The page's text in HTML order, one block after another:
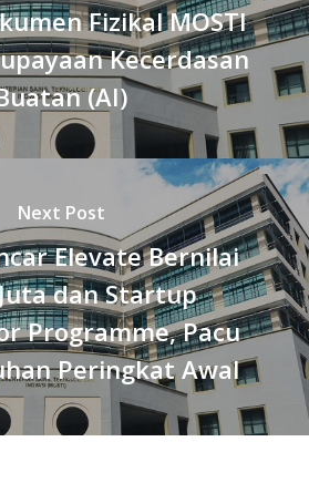
Fizikal MOSTI
Kecerdasan
(AI)
Next Post
Elevate Bernilai
dan Startup
Programme, Pacu
Peringkat Awal